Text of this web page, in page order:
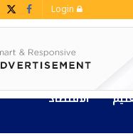
الاقتصاد